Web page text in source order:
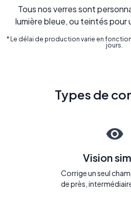
Tous nos verres sont
lumière bleue, ou teintés pour
* Le délai de production varie en
jours.
Types de
Vision
Corrige un seul
de près,